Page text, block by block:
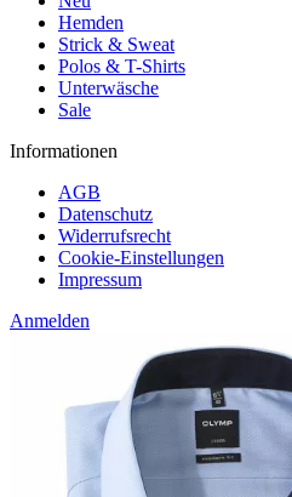
Hemden
Strick & Sweat
Polos & T-Shirts
Unterwäsche
Sale
Informationen
AGB
Datenschutz
Widerrufsrecht
Cookie-Einstellungen
Impressum
Anmelden